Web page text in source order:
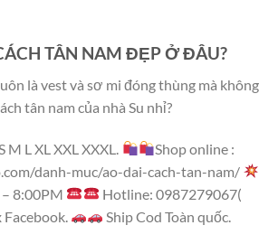
TÂN NAM ĐẸP Ở ĐÂU?
là vest và sơ mi đóng thùng mà không
tân nam của nhà Su nhỉ?
M L XL XXL XXXL.
Shop online :
danh-muc/ao-dai-cach-tan-nam/
8:00PM
Hotline: 0987279067(
Ship Cod Toàn quốc.